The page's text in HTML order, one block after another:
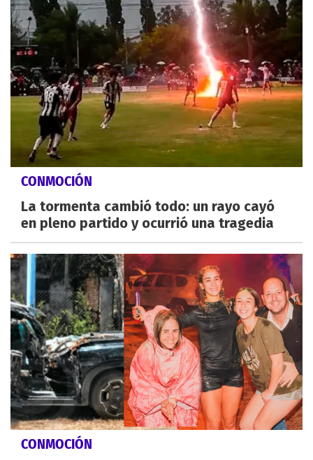
CONMOCIÓN
La tormenta cambió todo: un rayo cayó
en pleno partido y ocurrió una tragedia
CONMOCIÓN